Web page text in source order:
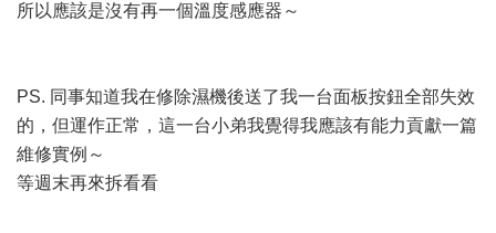
所以應該是沒有再一個溫度感應器～
PS. 同事知道我在修除濕機後送了我一台面板按鈕全部失效
的，但運作正常，這一台小弟我覺得我應該有能力貢獻一篇
維修實例～
等週末再來拆看看